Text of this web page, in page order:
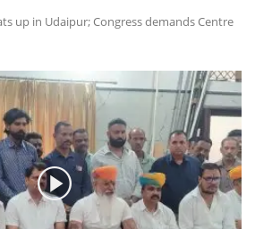
13 जुलाई से उदयपुर में होगा पांचवां अंतरराष्ट्रीय सिंधी सम्मेलन, देश-विदेश के 400 प्रतिनिधि होंगे शामिल।
उदयपुर में गरमाया मानगढ़ धाम का मुद्दा, कांग्रेस ने केंद्र से राष्ट्रीय स्मारक घोषित करने की मांग
विश्व आदिवासी दिवस पर डॉ. दिव्यानी कटारा की पहल, बेटियों को बांटी ट्राइबल स्टेशनरी किट
यूजीसी रोलबैक को लेकर निर्णायक संघर्ष का आह्वान, 23 अगस्त को दिल्ली में सवर्ण आक्रोश महापंचायत
up in Udaipur; Congress demands Centre